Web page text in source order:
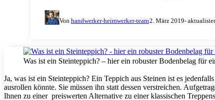
Von handwerker-heimwerker-team2. März 2019-
Was ist ein Steinteppich? – hier ein robuster Bodenbelag für
Ja, was ist ein Steinteppich? Ein Teppich aus Steinen ist es
ausrollen könnte. Sie müssen ihn statt dessen verstreichen.
Ihnen zu einer preiswerten Alternative zu einer klassischen